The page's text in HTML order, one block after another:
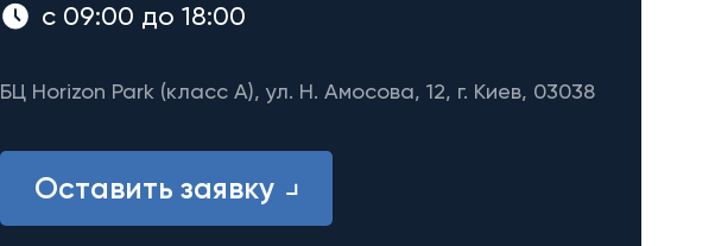
с 09:00 до 18:00
БЦ Horizon Park (класс A), ул. Н. Амосова, 12, г. Киев, 03038
Оставить заявку